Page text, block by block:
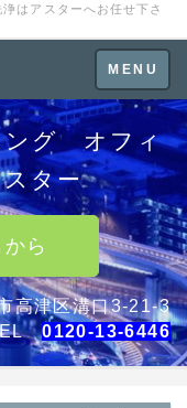
はアスターへお任せ下さ
Toggle
navigation
MENU
ング オフィ
ター
ら
高津区溝口3-21-3
0120-13-6446